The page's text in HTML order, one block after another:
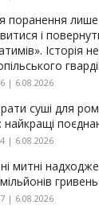
поранення
і
Історія
| 6.08.2026
суші для
найкращі
| 6.08.2026
митні
гривень
| 6.08.2026